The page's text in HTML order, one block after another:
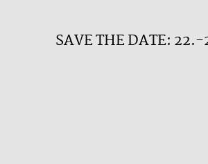
SAVE THE DATE: